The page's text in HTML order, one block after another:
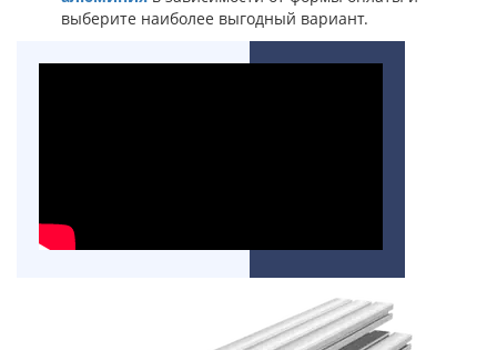
выберите наиболее выгодный вариант.